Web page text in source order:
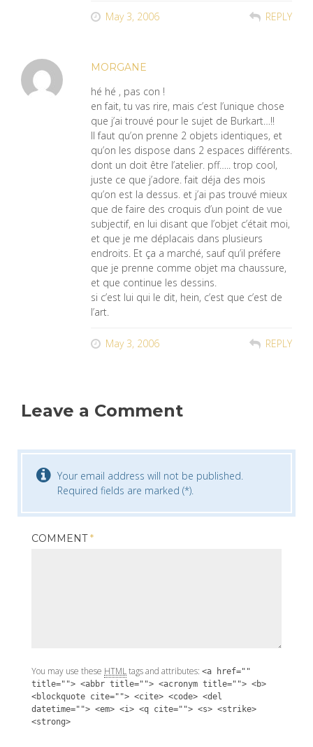
May 3, 2006 REPLY
MORGANE
hé hé , pas con !
en fait, tu vas rire, mais c’est l’unique chose
que j’ai trouvé pour le sujet de Burkart…!!
Il faut qu’on prenne 2 objets identiques, et
qu’on les dispose dans 2 espaces différents.
dont un doit être l’atelier. pff….. trop cool,
juste ce que j’adore. fait déja des mois
qu’on est la dessus. et j’ai pas trouvé mieux
que de faire des croquis d’un point de vue
subjectif, en lui disant que l’objet c’était moi,
et que je me déplacais dans plusieurs
endroits. Et ça a marché, sauf qu’il préfere
que je prenne comme objet ma chaussure,
et que continue les dessins.
si c’est lui qui le dit, hein, c’est que c’est de
l’art.
May 3, 2006 REPLY
Leave a Comment
Your email address will not be published.
Required fields are marked (*).
COMMENT*
You may use these HTMLtags and attributes: <a href=""
title=""> <abbr title=""> <acronym title=""> <b>
<blockquote cite=""> <cite> <code> <del
datetime=""> <em> <i> <q cite=""> <s> <strike>
<strong>